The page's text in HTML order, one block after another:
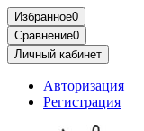
Избранное0
Сравнение0
Личный кабинет
Авторизация
Регистрация